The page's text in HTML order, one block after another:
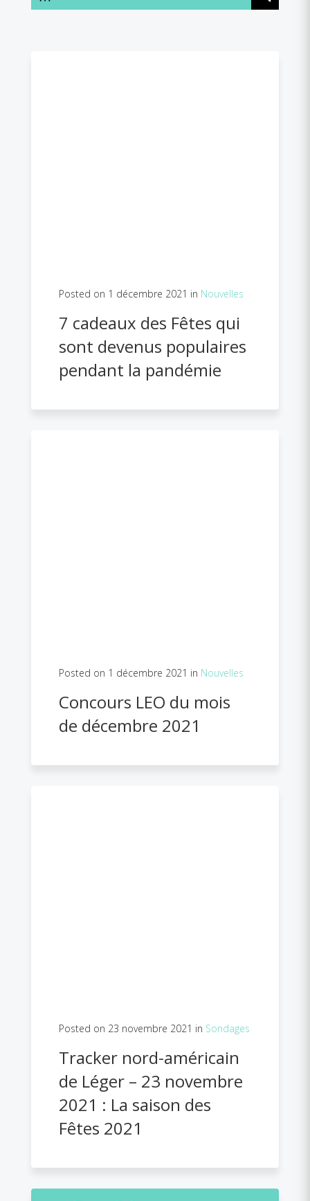
Posted on 1 décembre 2021 in Nouvelles
7 cadeaux des Fêtes qui
sont devenus populaires
pendant la pandémie
Posted on 1 décembre 2021 in Nouvelles
Concours LEO du mois
de décembre 2021
Posted on 23 novembre 2021 in Sondages
Tracker nord-américain
de Léger – 23 novembre
2021 : La saison des
Fêtes 2021